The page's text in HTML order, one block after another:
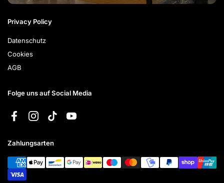
Privacy Policy
Datenschutz
Cookies
AGB
Folge uns auf Social Media
FacebookInstagramTikTokYouTube
Zahlungsarten